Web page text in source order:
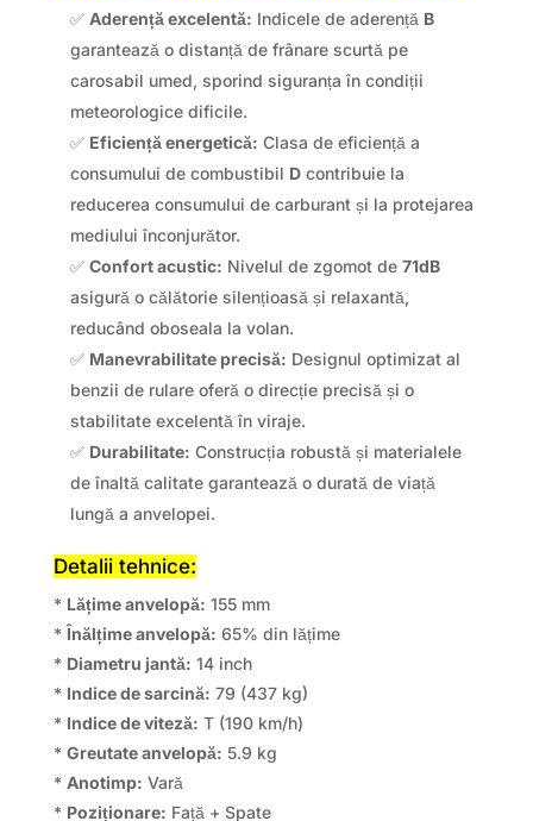
✅ Aderență excelentă: Indicele de aderență B
garantează o distanță de frânare scurtă pe
carosabil umed, sporind siguranța în condiții
meteorologice dificile.
✅ Eficiență energetică: Clasa de eficiență a
consumului de combustibil Dcontribuie la
reducerea consumului de carburant și la protejarea
mediului înconjurător.
✅ Confort acustic: Nivelul de zgomot de 71dB
asigură o călătorie silențioasă și relaxantă,
reducând oboseala la volan.
✅ Manevrabilitate precisă: Designul optimizat al
benzii de rulare oferă o direcție precisă și o
stabilitate excelentă în viraje.
✅ Durabilitate: Construcția robustă și materialele
de înaltă calitate garantează o durată de viață
lungă a anvelopei.
Detalii tehnice:
* Lățime anvelopă: 155 mm
*Înălțime anvelopă: 65% din lățime
* Diametru jantă: 14 inch
* Indice de sarcină: 79 (437 kg)
* Indice de viteză: T (190 km/h)
* Greutate anvelopă: 5.9 kg
* Anotimp: Vară
* Poziționare: Față + Spate